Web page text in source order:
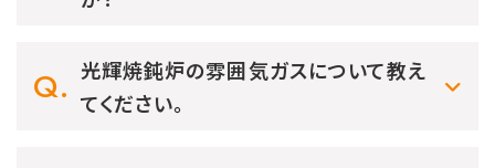
光輝焼鈍炉の雰囲気ガスについて教え
てください。